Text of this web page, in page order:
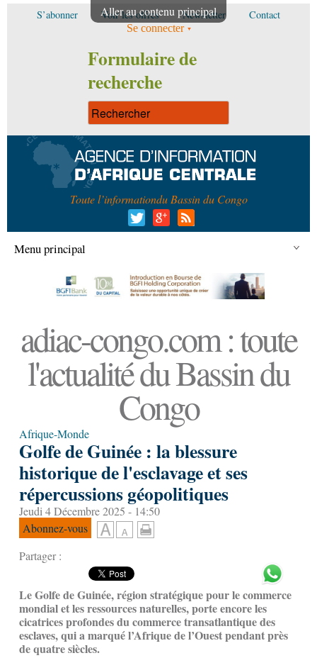
Aller au contenu principal
S’abonner Voir les offres Newsletter Contact
Se connecter
Formulaire de
recherche
Toute l’informationdu Bassin du Congo
Menu principal
adiac-congo.com : toute
l'actualité du Bassin du
Congo
Afrique-Monde
Golfe de Guinée : la blessure
historique de l'esclavage et ses
répercussions géopolitiques
Jeudi 4 Décembre 2025 - 14:50
Abonnez-vous
Partager :
Le Golfe de Guinée, région stratégique pour le commerce
mondial et les ressources naturelles, porte encore les
cicatrices profondes du commerce transatlantique des
esclaves, qui a marqué l’Afrique de l’Ouest pendant près
de quatre siècles.